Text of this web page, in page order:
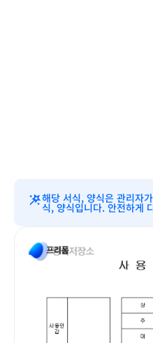
해당 서식, 양식은 관리자
식, 양식입니다. 안전하게